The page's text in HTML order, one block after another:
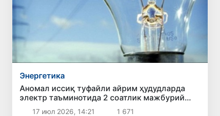
Энергетика
Аномал иссиқ туфайли айрим ҳудудларда
электр таъминотида 2 соатлик мажбурий
чеклов жорий этилди
17 июл 2026, 14:21 1 671